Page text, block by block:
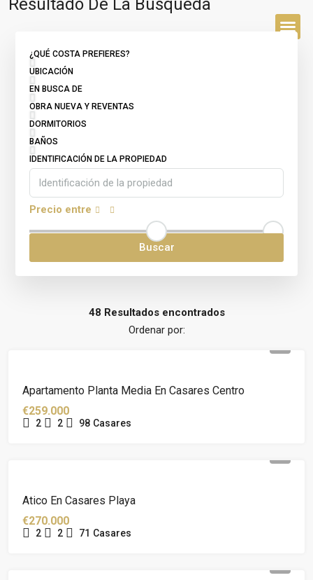
Resultado De La Búsqueda
¿QUÉ COSTA PREFIERES?
UBICACIÓN
EN BUSCA DE
OBRA NUEVA Y REVENTAS
DORMITORIOS
BAÑOS
IDENTIFICACIÓN DE LA PROPIEDAD
Precio entre
Buscar
48 Resultados encontrados
Ordenar por:
Apartamento Planta Media En Casares Centro
€259.000
2 2 98 Casares
Atico En Casares Playa
€270.000
2 2 71 Casares